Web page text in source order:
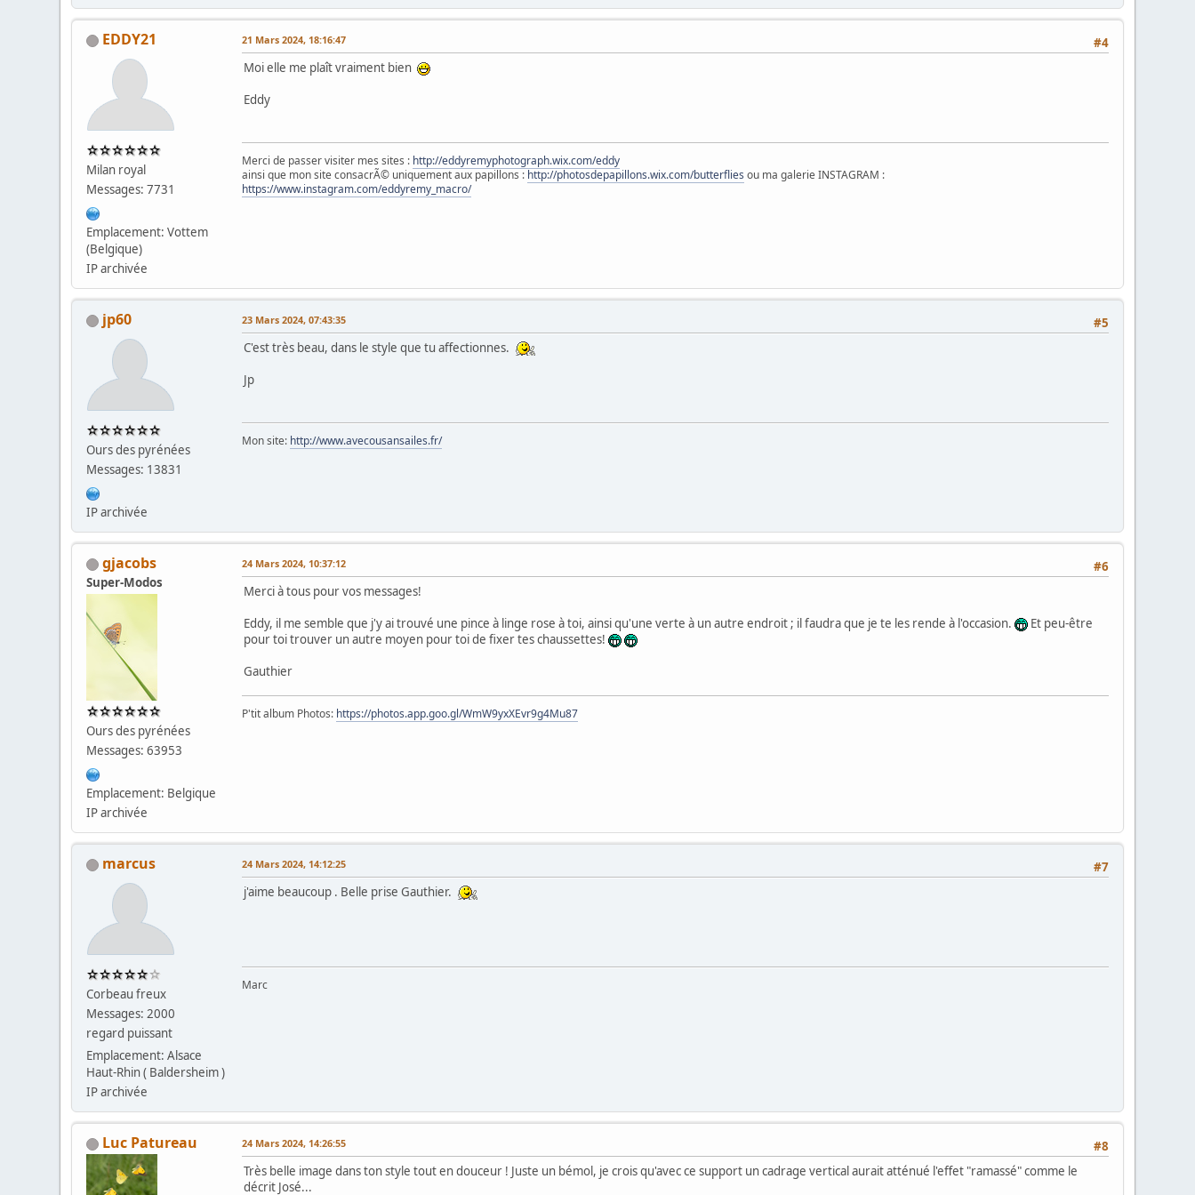
EDDY21
Milan royal
Messages: 7731
Emplacement: Vottem
(Belgique)
IP archivée
#4
21 Mars 2024, 18:16:47
Moi elle me plaît vraiment bien
Eddy
Merci de passer visiter mes sites : http://eddyremyphotograph.wix.com/eddy
ainsi que mon site consacrÃ© uniquement aux papillons : http://photosdepapillons.wix.com/butterflies ou ma galerie INSTAGRAM :
https://www.instagram.com/eddyremy_macro/
jp60
Ours des pyrénées
Messages: 13831
IP archivée
#5
23 Mars 2024, 07:43:35
C'est très beau, dans le style que tu affectionnes.
Jp
Mon site: http://www.avecousansailes.fr/
gjacobs
Super-Modos
Ours des pyrénées
Messages: 63953
Emplacement: Belgique
IP archivée
#6
24 Mars 2024, 10:37:12
Merci à tous pour vos messages!
Eddy, il me semble que j'y ai trouvé une pince à linge rose à toi, ainsi qu'une verte à un autre endroit ; il faudra que je te les rende à l'occasion.
Et peu-être
pour toi trouver un autre moyen pour toi de fixer tes chaussettes!
Gauthier
P'tit album Photos: https://photos.app.goo.gl/WmW9yxXEvr9g4Mu87
marcus
Corbeau freux
Messages: 2000
regard puissant
Emplacement: Alsace
Haut-Rhin ( Baldersheim )
IP archivée
#7
24 Mars 2024, 14:12:25
j'aime beaucoup . Belle prise Gauthier.
Marc
Luc Patureau #8
24 Mars 2024, 14:26:55
Très belle image dans ton style tout en douceur ! Juste un bémol, je crois qu'avec ce support un cadrage vertical aurait atténué l'effet "ramassé" comme le
décrit José...